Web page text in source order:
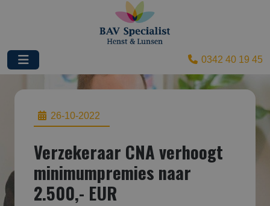
0342 40 19 45
26-10-2022
Verzekeraar CNA verhoogt
minimumpremies naar
2.500,- EUR